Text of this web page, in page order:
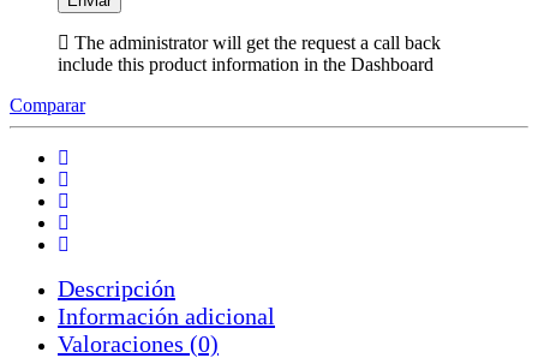
The administrator will get the request a call back
include this product information in the Dashboard
Comparar
Descripción
Información adicional
Valoraciones (0)